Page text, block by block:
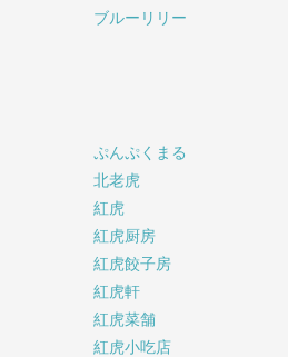
ブルーリリー
ぷんぷくまる
北老虎
紅虎
紅虎厨房
紅虎餃子房
紅虎軒
紅虎菜舗
紅虎小吃店